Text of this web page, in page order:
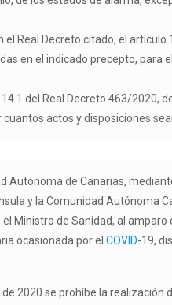
Real Decreto citado, el
en el indicado precepto,
del Real Decreto 463/
actos y disposiciones
Autónoma de Canarias,
y la Comunidad Autónoma
Ministro de Sanidad, al
ocasionada por el COVID-19,
2020 se prohíbe la